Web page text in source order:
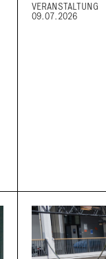
VERANSTALTUNG
09.07.2026